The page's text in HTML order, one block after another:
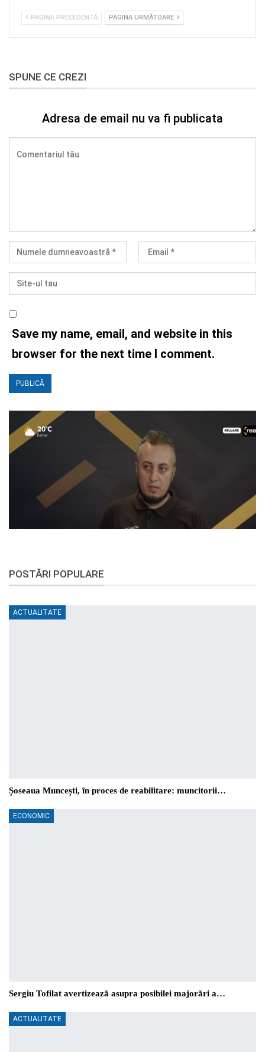
PAGINA PRECEDENTĂ PAGINA URMĂTOARE
SPUNE CE CREZI
Adresa de email nu va fi publicata
Save my name, email, and website in this
browser for the next time I comment.
POSTĂRI POPULARE
ACTUALITATE
Șoseaua Muncești, în proces de reabilitare: muncitorii…
ECONOMIC
Sergiu Tofilat avertizează asupra posibilei majorări a…
ACTUALITATE